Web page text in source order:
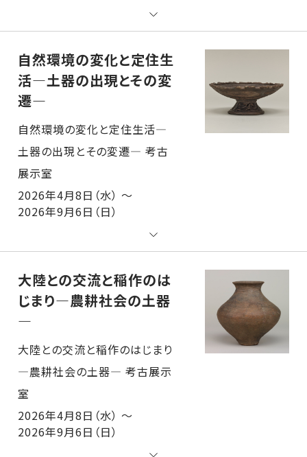
自然環境の変化と定住生
活―土器の出現とその変
遷―
自然環境の変化と定住生活―土器の出現とその変遷― 考古展示室
2026年4月8日（水） ～
2026年9月6日（日）
大陸との交流と稲作のは
じまり―農耕社会の土器
―
大陸との交流と稲作のはじまり―農耕社会の土器― 考古展示室
2026年4月8日（水） ～
2026年9月6日（日）